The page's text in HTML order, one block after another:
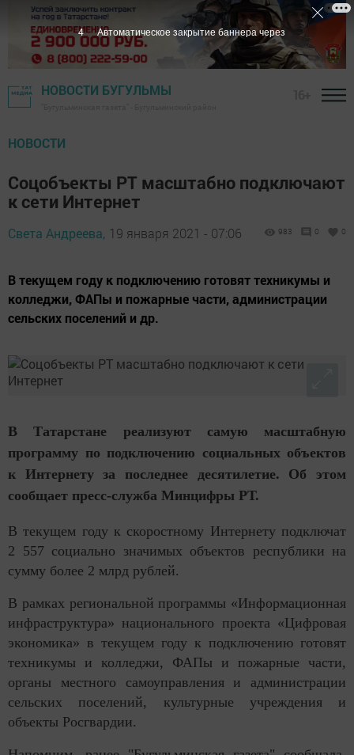
НОВОСТИ БУГУЛЬМЫ
НОВОСТИ
Соцобъекты РТ масштабно подключают
к сети Интернет
Света Андреева, 19 января 2021 - 07:06 983 0 0
В текущем году к подключению готовят техникумы и
колледжи, ФАПы и пожарные части, администрации
сельских поселений и др.
В Татарстане реализуют самую масштабную
программу по подключению социальных объектов
к Интернету за последнее десятилетие. Об этом
сообщает пресс-служба Минцифры РТ.
В текущем году к скоростному Интернету подключат
2 557 социально значимых объектов республики на
сумму более 2 млрд рублей.
В рамках региональной программы «Информационная
инфраструктура» национального проекта «Цифровая
экономика» в текущем году к подключению готовят
техникумы и колледжи, ФАПы и пожарные части,
органы местного самоуправления и администрации
сельских поселений, культурные учреждения и
объекты Росгвардии.
3 Автоматическое закрытие баннера через